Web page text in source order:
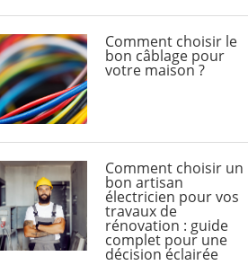
Comment choisir le
bon câblage pour
votre maison ?
Comment choisir un
bon artisan
électricien pour vos
travaux de
rénovation : guide
complet pour une
décision éclairée